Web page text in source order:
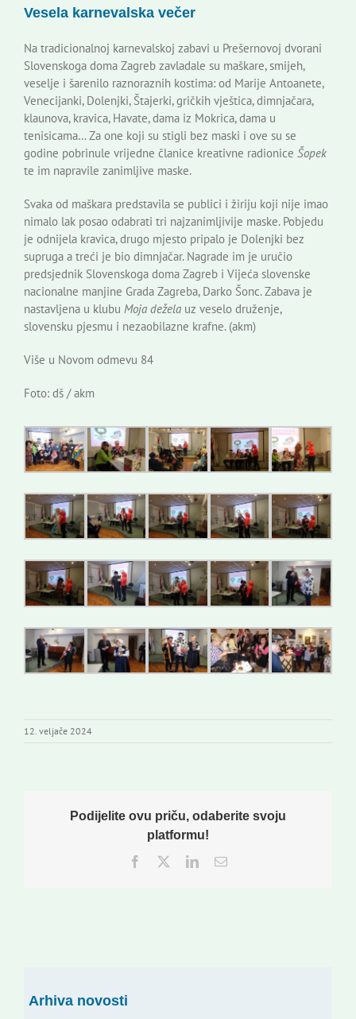
Vesela karnevalska večer
Na tradicionalnoj karnevalskoj zabavi u Prešernovoj dvorani
Slovenskoga doma Zagreb zavladale su maškare, smijeh,
veselje i šarenilo raznoraznih kostima: od Marije Antoanete,
Venecijanki, Dolenjki, Štajerki, gričkih vještica, dimnjačara,
klaunova, kravica, Havate, dama iz Mokrica, dama u
tenisicama… Za one koji su stigli bez maski i ove su se
godine pobrinule vrijedne članice kreativne radionice Šopek
te im napravile zanimljive maske.
Svaka od maškara predstavila se publici i žiriju koji nije imao
nimalo lak posao odabrati tri najzanimljivije maske. Pobjedu
je odnijela kravica, drugo mjesto pripalo je Dolenjki bez
supruga a treći je bio dimnjačar. Nagrade im je uručio
predsjednik Slovenskoga doma Zagreb i Vijeća slovenske
nacionalne manjine Grada Zagreba, Darko Šonc. Zabava je
nastavljena u klubu Moja dežela uz veselo druženje,
slovensku pjesmu i nezaobilazne krafne. (akm)
Više u Novom odmevu 84
Foto: dš / akm
12. veljače 2024
Podijelite ovu priču, odaberite svoju
platformu!
Facebook
TwitterLinkedInEmail:
Arhiva novosti